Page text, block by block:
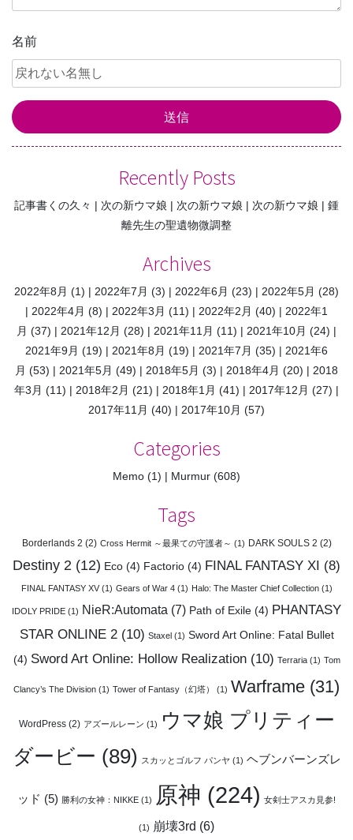
名前
Recently Posts
記事書くの久々 次の新ウマ娘 次の新ウマ娘 次の新ウマ娘
鍾
離先生の聖遺物微調整
Archives
2022年8月 (1) 2022年7月 (3) 2022年6月 (23) 2022年5月 (28)
2022年4月 (8) 2022年3月 (11) 2022年2月 (40)
2022年1
月 (37) 2021年12月 (28) 2021年11月 (11) 2021年10月 (24)
2021年9月 (19) 2021年8月 (19) 2021年7月 (35)
2021年6
月 (53) 2021年5月 (49) 2018年5月 (3) 2018年4月 (20)
2018
年3月 (11) 2018年2月 (21) 2018年1月 (41) 2017年12月 (27)
2017年11月 (40) 2017年10月 (57)
Categories
Memo (1) Murmur (608)
Tags
Borderlands 2 (2) Cross Hermit ～最果ての守護者～ (1) DARK SOULS 2 (2)
Destiny 2 (12) Eco (4) Factorio (4) FINAL FANTASY XI (8)
FINAL FANTASY XV(1) Gears of War 4(1) Halo: The Master Chief Collection(1)
IDOLY PRIDE (1) NieR:Automata (7) Path of Exile (4) PHANTASY
STAR ONLINE 2(10) Staxel(1) Sword Art Online: Fatal Bullet
(4) Sword Art Online: Hollow Realization(10) Terraria(1) Tom
Clancy’s The Division (1) Tower of Fantasy（幻塔） (1) Warframe (31)
WordPress(2) アズールレーン (1)
ウマ娘 プリティー
ダービー (89) スカッとゴルフ パンヤ (1) ヘブンバーンズレ
ッド (5) 勝利の女神：NIKKE (1) 原神 (224) 女剣士アスカ見参!
(1) 崩壊3rd (6)